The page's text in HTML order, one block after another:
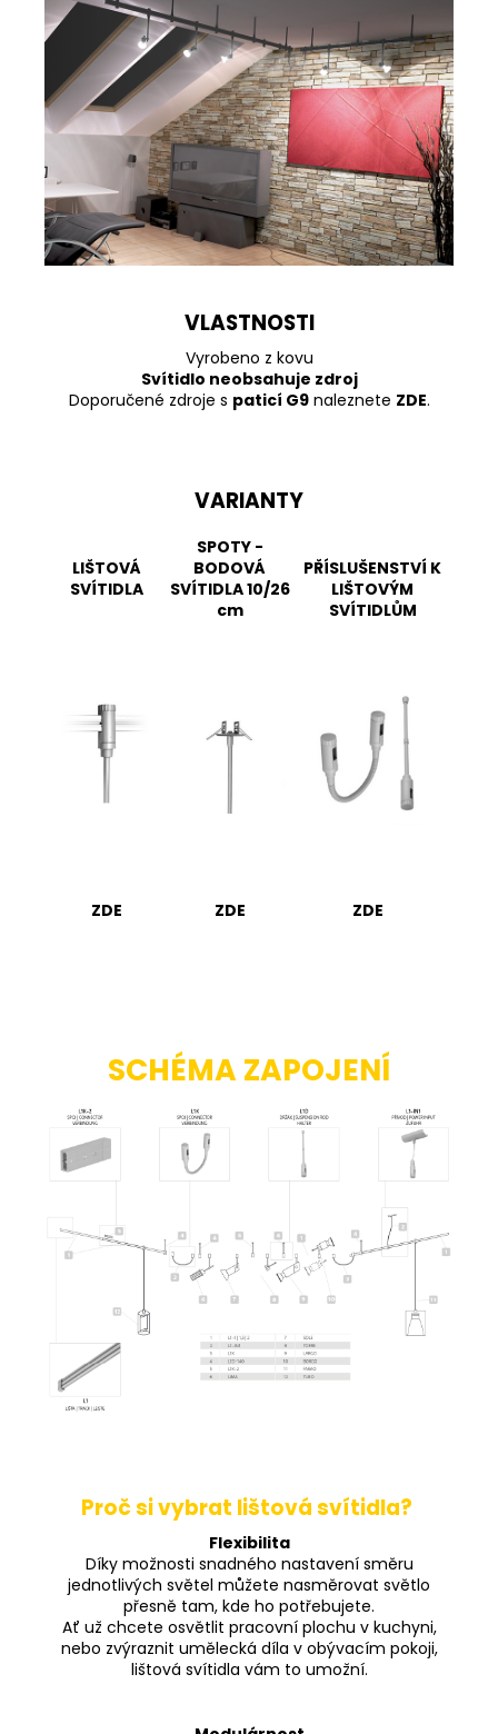
VLASTNOSTI
Vyrobeno z kovu
Svítidlo neobsahuje zdroj
Doporučené zdroje s paticí G9naleznete ZDE.
VARIANTY
LIŠTOVÁ
SVÍTIDLA
SPOTY -
BODOVÁ
SVÍTIDLA 10/26
cm
PŘÍSLUŠENSTVÍ K
LIŠTOVÝM
SVÍTIDLŮM
ZDE ZDE ZDE
SCHÉMA ZAPOJENÍ
Proč si vybrat lištová svítidla?
Flexibilita
Díky možnosti snadného nastavení směru
jednotlivých světel můžete nasměrovat světlo
přesně tam, kde ho potřebujete.
Ať už chcete osvětlit pracovní plochu v kuchyni,
nebo zvýraznit umělecká díla v obývacím pokoji,
lištová svítidla vám to umožní.